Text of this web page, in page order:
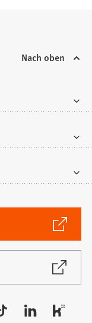
Nach oben